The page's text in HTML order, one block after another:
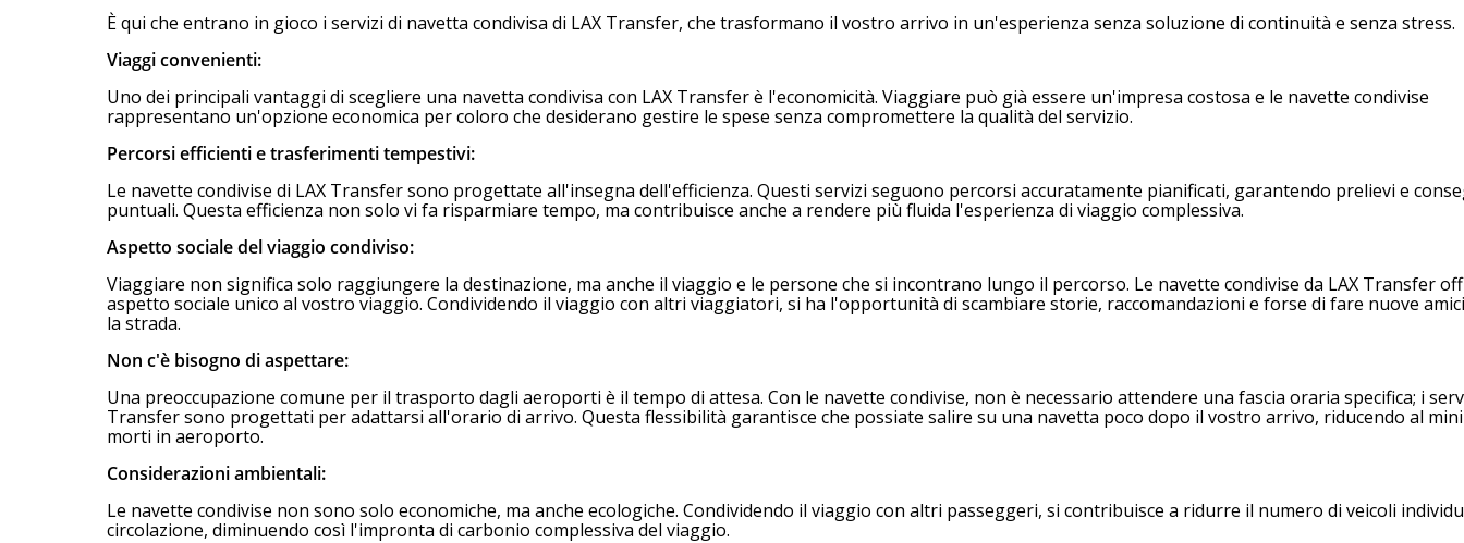
È qui che entrano in gioco i servizi di navetta condivisa di LAX Transfer, che trasformano il vostro arrivo in un'esperienza senza soluzione di continuità e senza stress.
Viaggi convenienti:
Uno dei principali vantaggi di scegliere una navetta condivisa con LAX Transfer è l'economicità. Viaggiare può già essere un'impresa costosa e le navette condivise
rappresentano un'opzione economica per coloro che desiderano gestire le spese senza compromettere la qualità del servizio.
Percorsi efficienti e trasferimenti tempestivi:
Le navette condivise di LAX Transfer sono progettate all'insegna dell'efficienza. Questi servizi seguono percorsi accuratamente pianificati, garantendo prelievi e
puntuali. Questa efficienza non solo vi fa risparmiare tempo, ma contribuisce anche a rendere più fluida l'esperienza di viaggio complessiva.
Aspetto sociale del viaggio condiviso:
Viaggiare non significa solo raggiungere la destinazione, ma anche il viaggio e le persone che si incontrano lungo il percorso. Le navette condivise da LAX Transfer
aspetto sociale unico al vostro viaggio. Condividendo il viaggio con altri viaggiatori, si ha l'opportunità di scambiare storie, raccomandazioni e forse di fare nuove
la strada.
Non c'è bisogno di aspettare:
Una preoccupazione comune per il trasporto dagli aeroporti è il tempo di attesa. Con le navette condivise, non è necessario attendere una fascia oraria specifica; i
Transfer sono progettati per adattarsi all'orario di arrivo. Questa flessibilità garantisce che possiate salire su una navetta poco dopo il vostro arrivo, riducendo al
morti in aeroporto.
Considerazioni ambientali:
Le navette condivise non sono solo economiche, ma anche ecologiche. Condividendo il viaggio con altri passeggeri, si contribuisce a ridurre il numero di veicoli
circolazione, diminuendo così l'impronta di carbonio complessiva del viaggio.